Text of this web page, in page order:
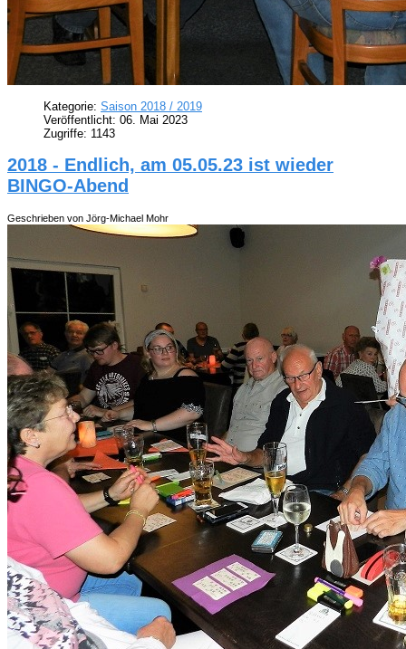
Kategorie: Saison 2018 / 2019
Veröffentlicht: 06. Mai 2023
Zugriffe: 1143
2018 - Endlich, am 05.05.23 ist wieder
BINGO-Abend
Geschrieben von Jörg-Michael Mohr